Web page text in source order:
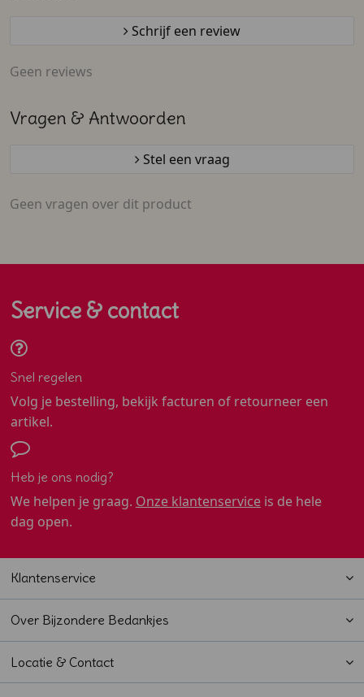
Schrijf een review
Geen reviews
Vragen & Antwoorden
Stel een vraag
Geen vragen over dit product
Service & contact
Snel regelen
Volg je bestelling, bekijk facturen of retourneer een
artikel.
Heb je ons nodig?
We helpen je graag. Onze klantenserviceis de hele
dag open.
Klantenservice
Over Bijzondere Bedankjes
Locatie & Contact